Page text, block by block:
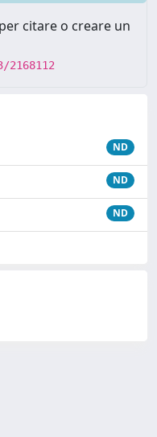
citare o creare un
ND
ND
ND